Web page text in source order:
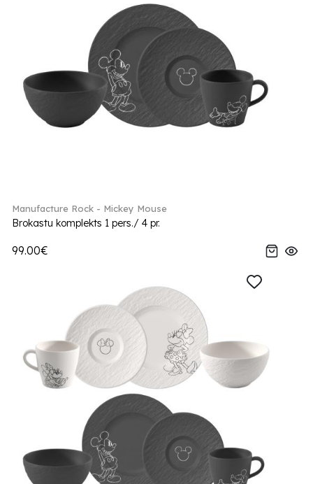
Manufacture Rock - Mickey Mouse
Brokastu komplekts 1 pers./ 4 pr.
99.00€